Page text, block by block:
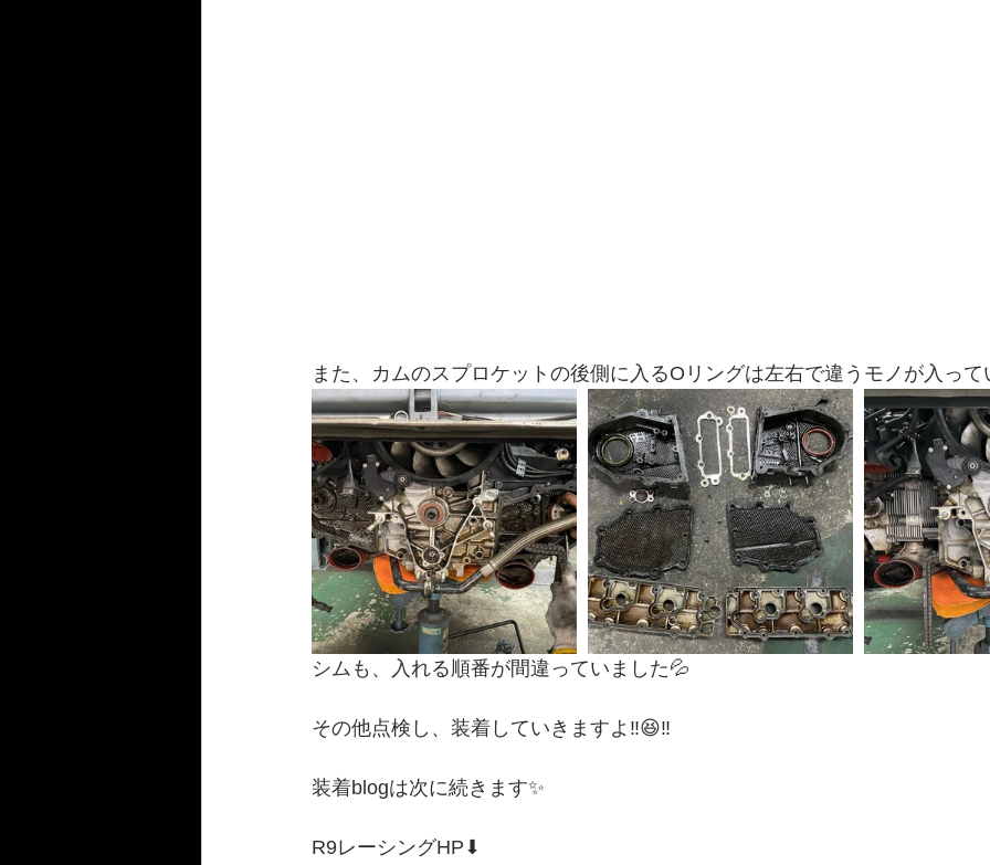
また、カムのスプロケットの後側に入るOリングは左右で違うモノが入っ
シムも、入れる順番が間違っていました💦
その他点検し、装着していきますよ‼️😆‼️
装着blogは次に続きます✨
R9レーシングHP⬇︎